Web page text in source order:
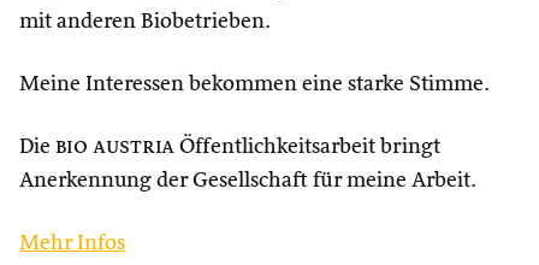
mit anderen Biobetrieben.
Meine Interessen bekommen eine starke Stimme.
Die bio austria Öffentlichkeitsarbeit bringt
Anerkennung der Gesellschaft für meine Arbeit.
Mehr Infos